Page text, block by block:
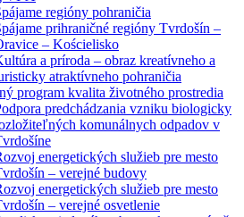
regióny pohraničia
prihraničné regióny Tvrdošín –
– Kościelisko
a príroda – obraz kreatívneho a
atraktívneho pohraničia
program kvalita životného prostredia
predchádzania vzniku biologicky
komunálnych odpadov v
energetických služieb pre mesto
– verejné budovy
energetických služieb pre mesto
– verejné osvetlenie